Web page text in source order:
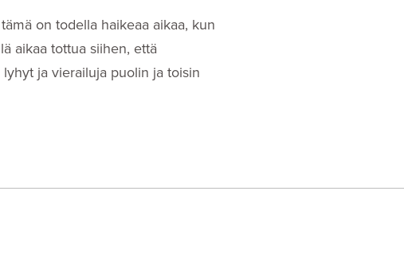
on todella haikeaa aikaa, kun
aikaa tottua siihen, että
ja vierailuja puolin ja toisin